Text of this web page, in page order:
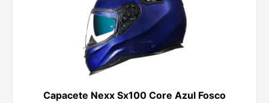
Capacete Nexx Sx100 Core Azul Fosco